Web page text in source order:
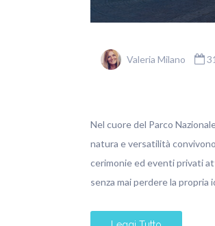
Valeria Milano
Nel cuore del Parco
natura e versatilità
cerimonie ed eventi privati
senza mai perdere la propria